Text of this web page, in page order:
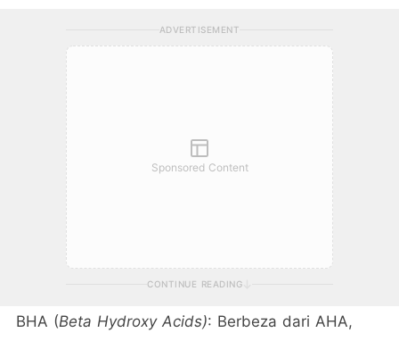
ADVERTISEMENT
Sponsored Content
CONTINUE READING
BHA (Beta Hydroxy Acids): Berbeza dari AHA,